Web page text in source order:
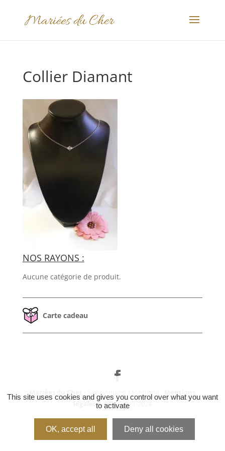
Collier Diamant
NOS RAYONS :
Aucune catégorie de produit.
Carte cadeau
Mariées du Cher - Saint-Amand-Montrond -
Mentions
légales & CGV- 2017-2024
This site uses cookies and gives you control over what you want
to activate
OK, accept all Deny all cookies